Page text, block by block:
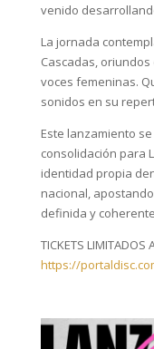
venido
La jornada
Cascadas,
voces femeninas.
sonidos en su
Este lanzamiento
consolidación para
identidad propia
nacional,
definida y
TICKETS LIMITADOS
https://